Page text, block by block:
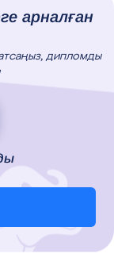
арналған
дипломды